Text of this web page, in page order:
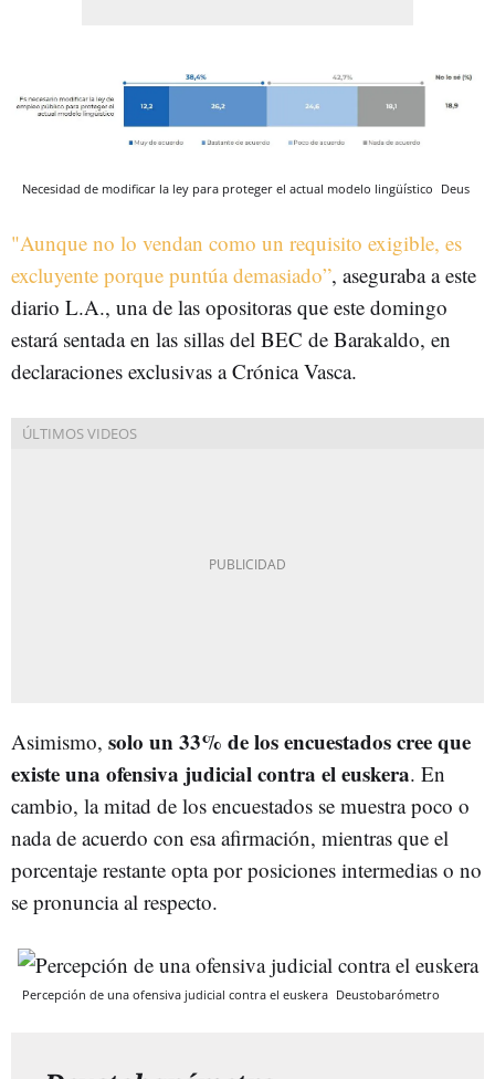
Necesidad de modificar la ley para proteger el actual modelo lingüístico Deus
"Aunque no lo vendan como un requisito exigible, es
excluyente porque puntúa demasiado”, aseguraba a este
diario L.A., una de las opositoras que este domingo
estará sentada en las sillas del BEC de Barakaldo, en
declaraciones exclusivas a Crónica Vasca.
Asimismo, solo un 33% de los encuestados cree que
existe una ofensiva judicial contra el euskera. En
cambio, la mitad de los encuestados se muestra poco o
nada de acuerdo con esa afirmación, mientras que el
porcentaje restante opta por posiciones intermedias o no
se pronuncia al respecto.
Percepción de una ofensiva judicial contra el euskera Deustobarómetro